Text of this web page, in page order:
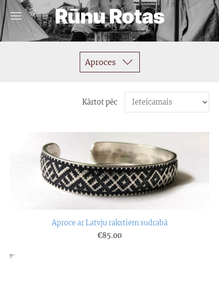
Rūnu Rotas
Aproces
Kārtot pēc
Aproce ar Latvju rakstiem sudrabā
€85.00